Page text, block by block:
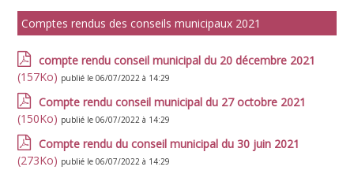
Comptes rendus des conseils municipaux 2021
compte rendu conseil municipal du 20 décembre 2021
(157Ko) publié le 06/07/2022 à 14:29
Compte rendu conseil municipal du 27 octobre 2021
(150Ko) publié le 06/07/2022 à 14:29
Compte rendu du conseil municipal du 30 juin 2021
(273Ko) publié le 06/07/2022 à 14:29